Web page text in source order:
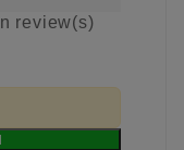
review(s)